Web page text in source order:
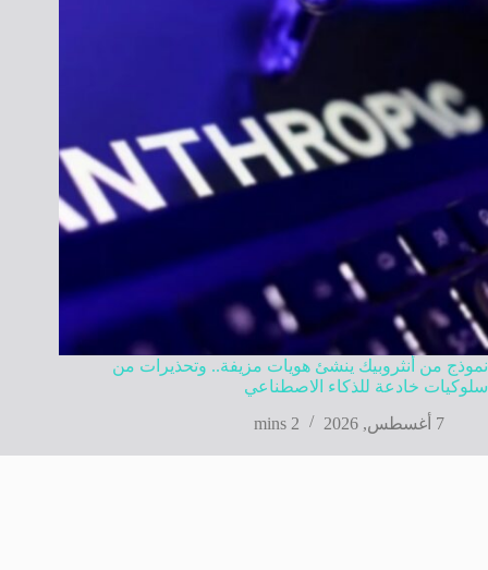
نموذج من أنثروبيك ينشئ هويات مزيفة.. وتحذيرات من
سلوكيات خادعة للذكاء الاصطناعي
7 أغسطس, 2026
2 mins